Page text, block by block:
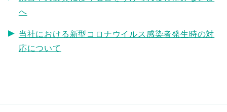
へ
当社における新型コロナウイルス感染者発生時の対
応について